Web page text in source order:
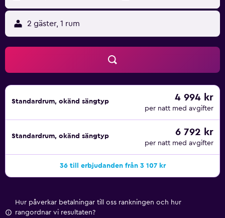
2 gäster, 1 rum
Standardrum, okänd sängtyp 4 994 kr
per natt med avgifter
Standardrum, okänd sängtyp 6 792 kr
per natt med avgifter
36 till erbjudanden från 3 107 kr
Hur påverkar betalningar till oss rankningen och hur
rangordnar vi resultaten?